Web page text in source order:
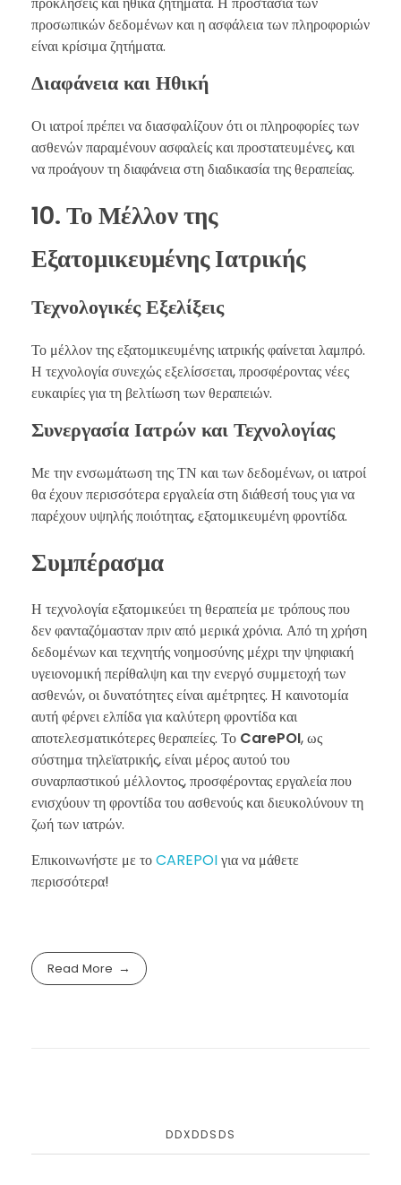
προσωπικών δεδομένων και η ασφάλεια των πληροφοριών
είναι κρίσιμα ζητήματα.
Διαφάνεια και Ηθική
Οι ιατροί πρέπει να διασφαλίζουν ότι οι πληροφορίες των
ασθενών παραμένουν ασφαλείς και προστατευμένες, και
να προάγουν τη διαφάνεια στη διαδικασία της θεραπείας.
10. Το Μέλλον της
Εξατομικευμένης Ιατρικής
Τεχνολογικές Εξελίξεις
Το μέλλον της εξατομικευμένης ιατρικής φαίνεται λαμπρό.
Η τεχνολογία συνεχώς εξελίσσεται, προσφέροντας νέες
ευκαιρίες για τη βελτίωση των θεραπειών.
Συνεργασία Ιατρών και Τεχνολογίας
Με την ενσωμάτωση της ΤΝ και των δεδομένων, οι ιατροί
θα έχουν περισσότερα εργαλεία στη διάθεσή τους για να
παρέχουν υψηλής ποιότητας, εξατομικευμένη φροντίδα.
Συμπέρασμα
Η τεχνολογία εξατομικεύει τη θεραπεία με τρόπους που
δεν φανταζόμασταν πριν από μερικά χρόνια. Από τη χρήση
δεδομένων και τεχνητής νοημοσύνης μέχρι την ψηφιακή
υγειονομική περίθαλψη και την ενεργό συμμετοχή των
ασθενών, οι δυνατότητες είναι αμέτρητες. Η καινοτομία
αυτή φέρνει ελπίδα για καλύτερη φροντίδα και
αποτελεσματικότερες θεραπείες. Το CarePOI, ως
σύστημα τηλεϊατρικής, είναι μέρος αυτού του
συναρπαστικού μέλλοντος, προσφέροντας εργαλεία που
ενισχύουν τη φροντίδα του ασθενούς και διευκολύνουν τη
ζωή των ιατρών.
Επικοινωνήστε με τοCAREPOIγια να μάθετε
περισσότερα!
Read More
DDXDDSDS